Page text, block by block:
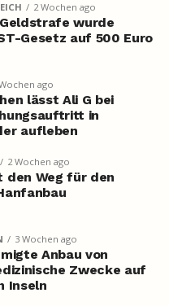
2 Wochen ago
wurde
Gesetz auf 500 Euro
ago
lässt Ali G bei
in
aufleben
2 Wochen ago
den Weg für den
3 Wochen ago
Anbau von
Zwecke auf
Inseln